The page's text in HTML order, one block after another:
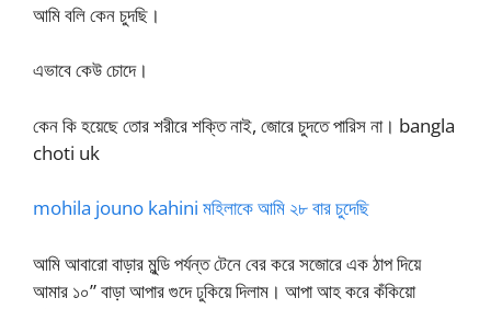
আমি বলি কেন চুদছি।
এভাবে কেউ চোদে।
কেন কি হয়েছে তোর শরীরে শক্তি নাই, জোরে চুদতে পারিস না। bangla
choti uk
mohila jouno kahini মহিলাকে আমি ২৮ বার চুদেছি
আমি আবারো বাড়ার মুন্ডি পর্যন্ত টেনে বের করে সজোরে এক ঠাপ দিয়ে
আমার ১০” বাড়া আপার গুদে ঢুকিয়ে দিলাম। আপা আহ করে কঁকিয়ো